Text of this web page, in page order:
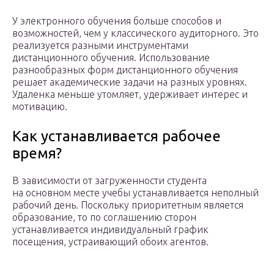
У электронного обучения больше способов и
возможностей, чем у классического аудиторного. Это
реализуется разными инструментами
дистанционного обучения. Использование
разнообразных форм дистанционного обучения
решает академические задачи на разных уровнях.
Удаленка меньше утомляет, удерживает интерес и
мотивацию.
Как устанавливается рабочее
время?
В зависимости от загруженности студента
на основном месте учебы устанавливается неполный
рабочий день. Поскольку приоритетным является
образование, то по соглашению сторон
устанавливается индивидуальный график
посещения, устраивающий обоих агентов.